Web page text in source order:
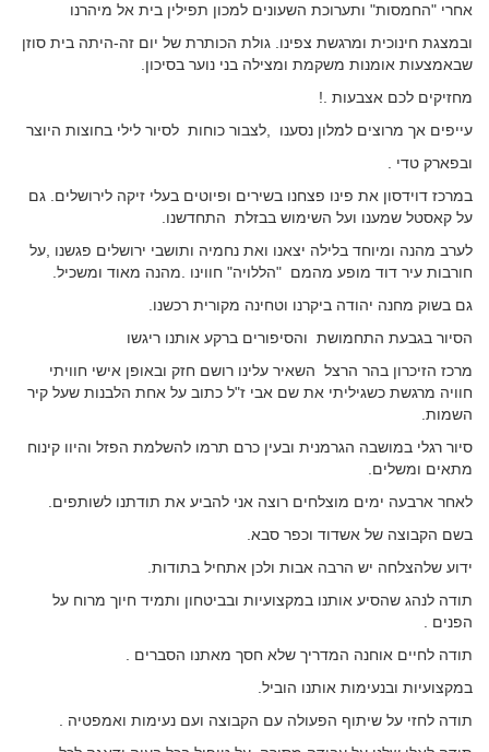
אחרי "החמסות" ותערוכת השעונים למכון תפילין בית אל מיהרנו
ובמצגת חינוכית ומרגשת צפינו. גולת הכותרת של יום זה-היתה בית סוזן
שבאמצעות אומנות משקמת ומצילה בני נוער בסיכון.
מחזיקים לכם אצבעות .!
עייפים אך מרוצים למלון נסענו ,לצבור כוחות לסיור לילי בחוצות היוצר
ובפארק טדי .
במרכז דוידסון את פינו פצחנו בשירים ופיוטים בעלי זיקה לירושלים. גם
על קאסטל שמענו ועל השימוש בבזלת התחדשנו.
לערב מהנה ומיוחד בלילה יצאנו ואת נחמיה ותושבי ירושלים פגשנו ,על
חורבות עיר דוד מופע מהמם "הללויה" חווינו .מהנה מאוד ומשכיל.
גם בשוק מחנה יהודה ביקרנו וטחינה מקורית רכשנו.
הסיור בגבעת התחמושת והסיפורים ברקע אותנו ריגשו
מרכז הזיכרון בהר הרצל השאיר עלינו רושם חזק ובאופן אישי חוויתי
חוויה מרגשת כשגיליתי את שם אבי ז"ל כתוב על אחת הלבנות שעל קיר
השמות.
סיור רגלי במושבה הגרמנית ובעין כרם תרמו להשלמת הפזל והיוו קינוח
מתאים ומשלים.
לאחר ארבעה ימים מוצלחים רוצה אני להביע את תודתנו לשותפים.
בשם הקבוצה של אשדוד וכפר סבא.
ידוע שלהצלחה יש הרבה אבות ולכן אתחיל בתודות.
תודה לנהג שהסיע אותנו במקצועיות ובביטחון ותמיד חיוך מרוח על
הפנים .
תודה לחיים אוחנה המדריך שלא חסך מאתנו הסברים .
במקצועיות ובנעימות אותנו הוביל.
תודה לחזי על שיתוף הפעולה עם הקבוצה ועם נעימות ואמפטיה .